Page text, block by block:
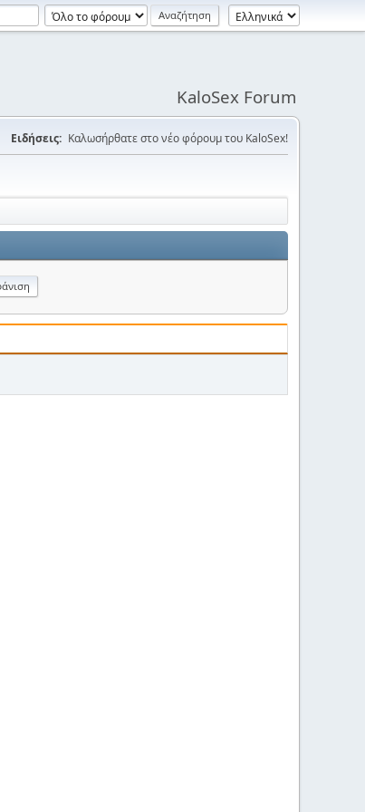
KaloSex Forum
Ειδήσεις: Καλωσήρθατε στο νέο φόρουμ του KaloSex!